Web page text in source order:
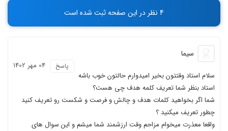
4 نظر در این صفحه ثبت شده است
سیما
04 مهر 1402 پاسخ
سلام استاد وقتتون بخیر امیدوارم حالتون خوب باشه
استاد بنظر شما تعریف کلمه هدف چی هست؟
شما اگر بخواهید کلمات هدف و چالش و فرصت و شکست رو تعریف کنید
چطور تعریف میکنید ؟
واقعا معذرت میخوام مزاحم وقت ارزشمند شما میشم و این سوال های